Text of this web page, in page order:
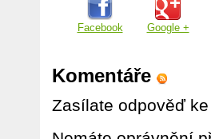
Facebook Google +
Komentáře
Zasílate odpověď